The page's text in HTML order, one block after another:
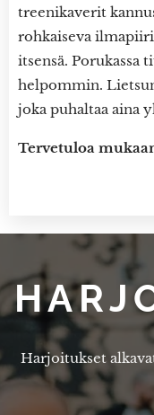
treenikaverit
rohkaiseva
itsensä.
helpommin.
joka puhaltaa aina
Tervetuloa
Harjoitukset